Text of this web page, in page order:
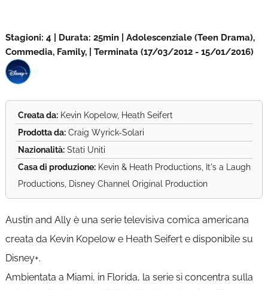
Stagioni: 4 | Durata: 25min | Adolescenziale (Teen Drama),
Commedia, Family, | Terminata (17/03/2012 - 15/01/2016)
Creata da:Kevin Kopelow, Heath Seifert
Prodotta da:Craig Wyrick-Solari
Nazionalità:Stati Uniti
Casa di produzione:Kevin & Heath Productions, It's a Laugh
Productions, Disney Channel Original Production
Austin and Ally è una serie televisiva comica americana
creata da Kevin Kopelow e Heath Seifert e disponibile su
Disney+.
Ambientata a Miami, in Florida, la serie si concentra sulla